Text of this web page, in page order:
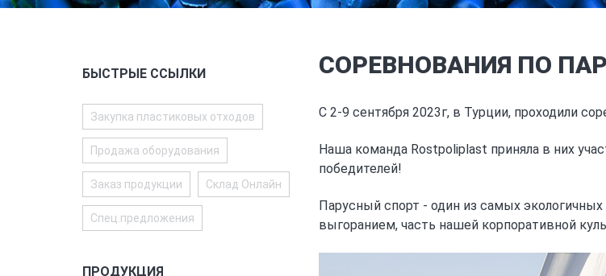
СОРЕВНОВАНИЯ ПО
С 2-9 сентября 2023г, в Турции, проходили
Наша команда Rostpoliplast приняла в них
победителей!
Парусный спорт - один из самых
выгоранием, часть нашей корпоративной
БЫСТРЫЕ ССЫЛКИ
Закупка пластиковых отходов
Продажа оборудования
Заказ продукции Склад Онлайн
Спец.предложения
ПРОДУКЦИЯ